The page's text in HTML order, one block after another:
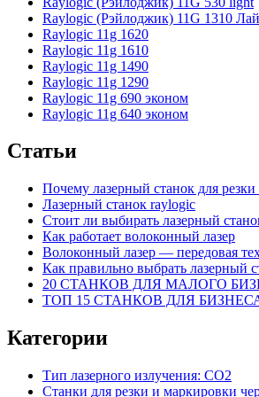
Raylogic (Рэйлоджик) 11G 1310
Raylogic 11g 1620
Raylogic 11g 1610
Raylogic 11g 1490
Raylogic 11g 1290
Raylogic 11g 690 эконом
Raylogic 11g 640 эконом
Статьи
Почему лазерный станок для
Лазерный станок raylogic
Стоит ли выбирать лазерный
Как работает волоконный лазер
Волоконный лазер — передовая
Как правильно выбрать лазерный
20 СТАНКОВ ДЛЯ МАЛОГО
ТОП 15 СТАНКОВ ДЛЯ БИЗНЕСА
Категории
Тип лазерного излучения: СО2
Станки для резки и маркировки